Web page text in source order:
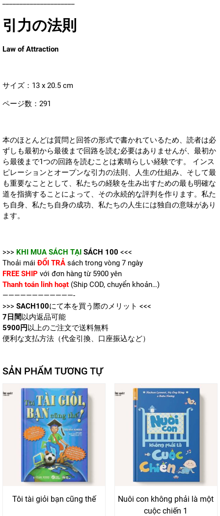
引力の法則
Law of Attraction
サイズ：13 x 20.5 cm
ページ数：291
本のほとんどは質問と回答の形式で書かれているため、読者は必
ずしも最初から最後まで回路を読む必要はありませんが、最初か
ら最後まで1つの回路を読むことは素晴らしい経験です。 インス
ピレーションとオープンな引力の法則、人生の仕組み、そして最
も重要なこととして、私たちの経験を生み出すための最も明確な
道を指摘することによって、その永続的な評判を作ります。私た
ち自身、私たち自身の成功、私たちの人生には独自の意味があり
ます。
>>> KHI MUA SÁCH TẠI SÁCH 100 <<<
Thoải máiĐỔI TRẢ sách trong vòng 7 ngày
FREE SHIP với đơn hàng từ 5900 yên
Thanh toán linh hoạt (Ship COD, chuyển khoản…)
————————————-
>>> SACH100にて本を買う際のメリット <<<
7日間 以内返品可能
5900円 以上のご注文で送料無料
便利な支払方法（代金引換、口座振込など）
SẢN PHẨM TƯƠNG TỰ
Tôi tài giỏi bạn cũng thế
Nuôi con không phải là một
cuộc chiến 1